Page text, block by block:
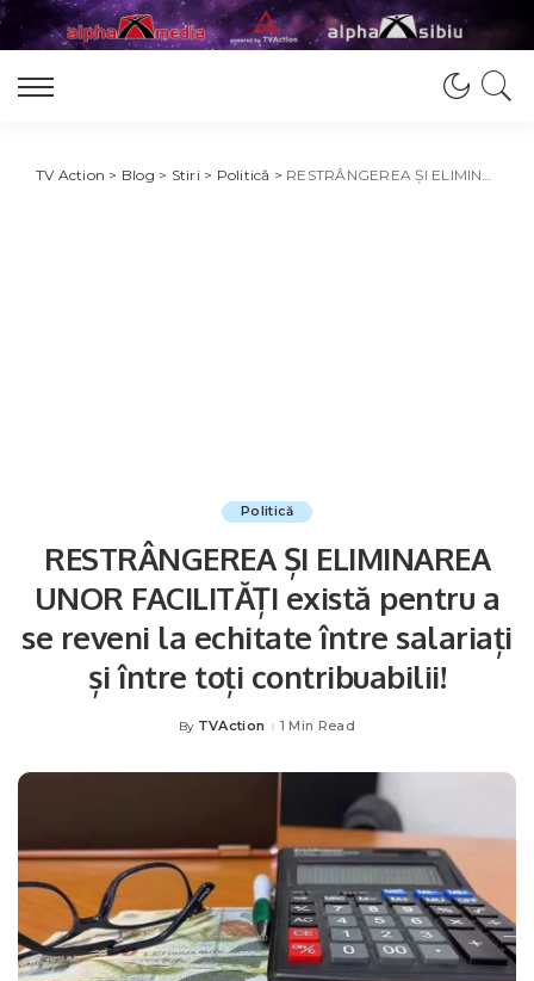
TV Action > Blog > Stiri > Politică > RESTRÂNGEREA ȘI ELIMINAREA UNOR FACILITĂȚI există pentru a se reveni la echitate între salariați și între toți contribuabilii!
Politică
RESTRÂNGEREA ȘI ELIMINAREA
UNOR FACILITĂȚI există pentru a
se reveni la echitate între salariați
și între toți contribuabilii!
Posted
By TVAction 1 Min Read